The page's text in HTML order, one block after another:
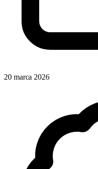
20 marca 2026